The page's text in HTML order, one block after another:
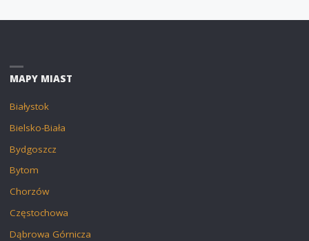
MAPY MIAST
Białystok
Bielsko-Biała
Bydgoszcz
Bytom
Chorzów
Częstochowa
Dąbrowa Górnicza